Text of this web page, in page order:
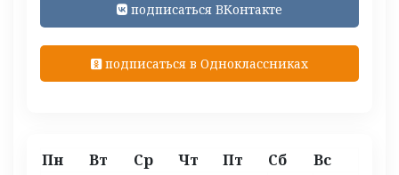
подписаться ВКонтакте
подписаться в Одноклассниках
Пн Вт Ср Чт Пт Сб Вс